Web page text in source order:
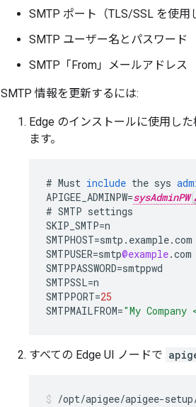
SMTP ポート（TLS/SSL を使用
SMTP ユーザー名とパスワード
SMTP「From」メールアドレス
SMTP 情報を更新するには:
Edge のインストールに使用し
ます。
# Must include the sys
APIGEE_ADMINPW=sysAdminPW
# SMTP settings
SKIP_SMTP=n
SMTPHOST=smtp . example.com
SMTPUSER=smtp@example.com
SMTPPASSWORD=smtppwd
SMTPSSL=n
SMTPPORT=25
SMTPMAILFROM="My Company
すべての Edge UI ノードで
/opt/apigee/apigee-